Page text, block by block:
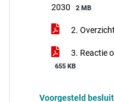
2030
2 MB
2.
3. Reactie
655 KB
Voorgesteld besluit